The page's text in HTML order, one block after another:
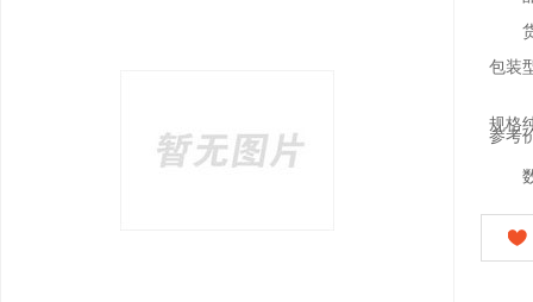
包装
规格
参考